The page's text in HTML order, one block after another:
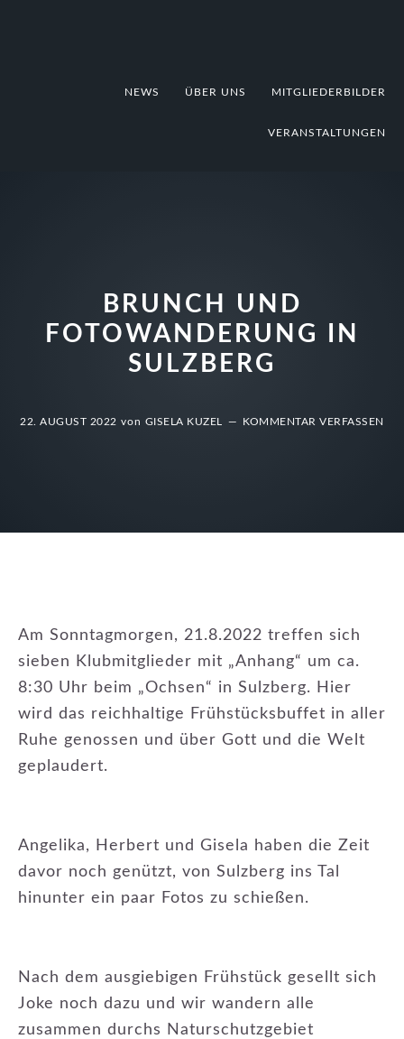
NEWS ÜBER UNS MITGLIEDERBILDER
VERANSTALTUNGEN
BRUNCH UND
FOTOWANDERUNG IN
SULZBERG
22. AUGUST 2022 von GISELA KUZEL KOMMENTAR VERFASSEN
Am Sonntagmorgen, 21.8.2022 treffen sich
sieben Klubmitglieder mit „Anhang“ um ca.
8:30 Uhr beim „Ochsen“ in Sulzberg. Hier
wird das reichhaltige Frühstücksbuffet in aller
Ruhe genossen und über Gott und die Welt
geplaudert.
Angelika, Herbert und Gisela haben die Zeit
davor noch genützt, von Sulzberg ins Tal
hinunter ein paar Fotos zu schießen.
Nach dem ausgiebigen Frühstück gesellt sich
Joke noch dazu und wir wandern alle
zusammen durchs Naturschutzgebiet